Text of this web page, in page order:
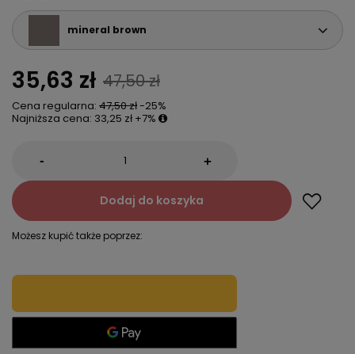
mineral brown
35,63 zł 47,50 zł
Cena regularna: 47,50 zł-25%
Najniższa cena: 33,25 zł +7%
- +
Dodaj do koszyka
Możesz kupić także poprzez: